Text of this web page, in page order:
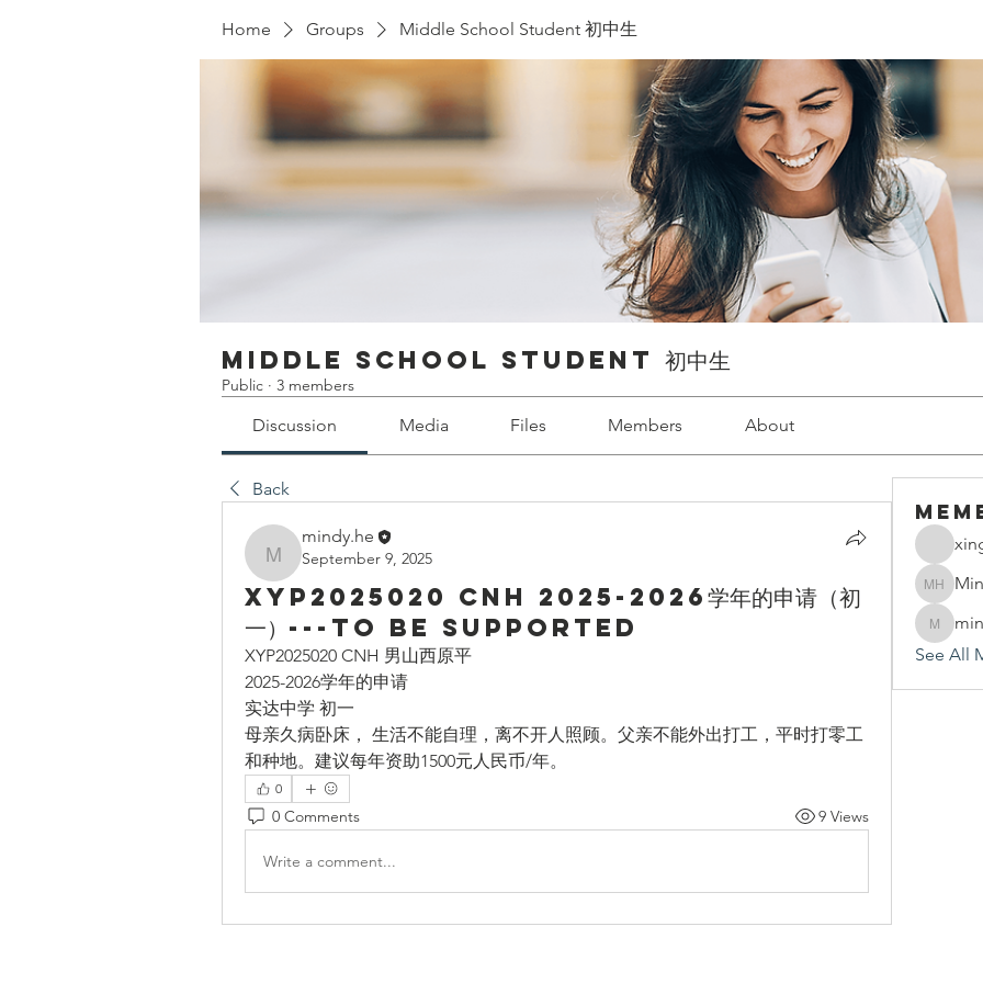
Home Groups Middle School Student 初中生
Middle School Student 初中生
Public · 3 members
Discussion Media Files Members About
Back
mindy.he
mindy.he
September 9, 2025
XYP2025020 CNH 2025-2026学年的申请（初
一）---To be supported
XYP2025020 CNH 男山西原平
2025-2026学年的申请
实达中学 初一
母亲久病卧床， 生活不能自理，离不开人照顾。父亲不能外出打工，平时打零工
和种地。建议每年资助1500元人民币/年。
0
0 Comments 9 Views
Write a comment...
Mindy
See All